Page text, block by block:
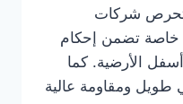
شركات
خاصة تضمن إحكام
الأرضية. كما
طويل ومقاومة عالية